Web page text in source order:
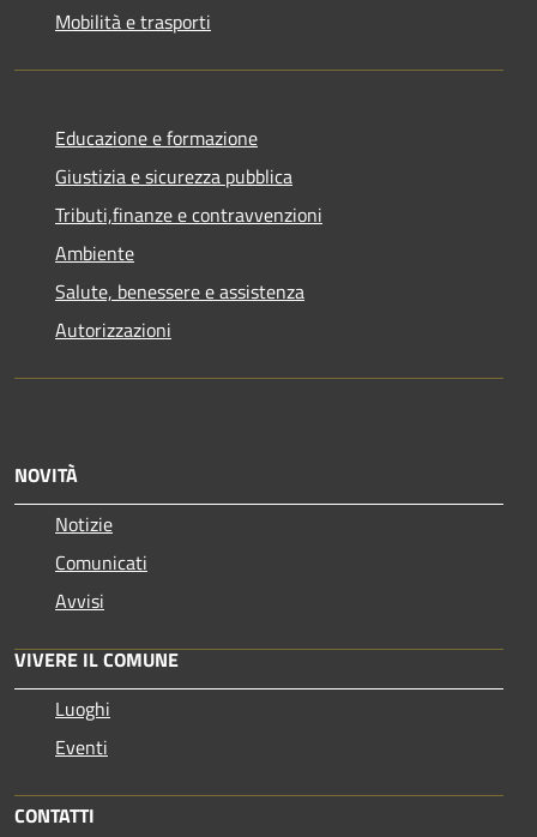
Mobilità e trasporti
Educazione e formazione
Giustizia e sicurezza pubblica
Tributi,finanze e contravvenzioni
Ambiente
Salute, benessere e assistenza
Autorizzazioni
NOVITÀ
Notizie
Comunicati
Avvisi
VIVERE IL COMUNE
Luoghi
Eventi
CONTATTI